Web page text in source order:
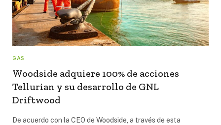
GAS
Woodside adquiere 100% de acciones
Tellurian y su desarrollo de GNL
Driftwood
De acuerdo con la CEO de Woodside, a través de esta